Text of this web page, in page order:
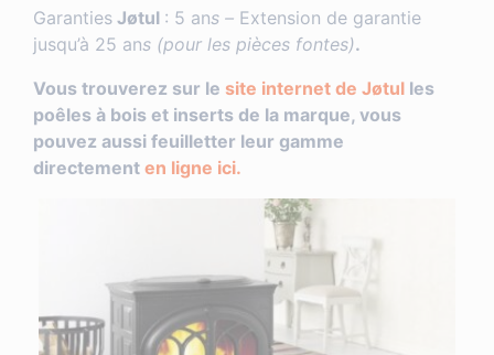
Garanties Jøtul : 5 ans – Extension de garantie
jusqu’à 25 ans (pour les pièces fontes).
Vous trouverez sur le site internet de Jøtul les
poêles à bois et inserts de la marque, vous
pouvez aussi feuilletter leur gamme
directement en ligne ici.